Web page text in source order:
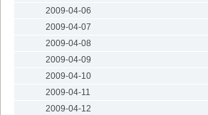
2009-04-06
2009-04-07
2009-04-08
2009-04-09
2009-04-10
2009-04-11
2009-04-12